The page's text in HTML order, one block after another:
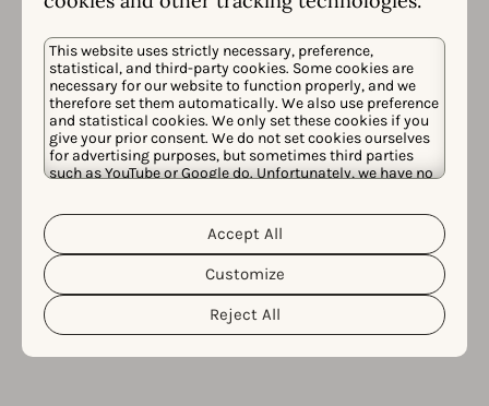
This website uses strictly necessary, preference,
statistical, and third-party cookies. Some cookies are
necessary for our website to function properly, and we
therefore set them automatically. We also use preference
and statistical cookies. We only set these cookies if you
give your prior consent. We do not set cookies ourselves
for advertising purposes, but sometimes third parties
such as YouTube or Google do. Unfortunately, we have no
personal data and the different cookies we use, please
read our
Cookie Policy&Privacy Policy
customize your cookie settings and preferences by
clicking the “Customize” button.
Reject All
Customize
Accept All
소셜 미디어에서 앱트위
크 팔로우
ASO 또는 AppTweak 관련 소식을 놓치지 마세요! 아래 정
보를 확인해 즐겨 찾는 소셜 미디어 계정에서 앱트위크를
팔로우하세요.
Youtube
Bluesky
Instagram
LinkedIn
Facebook